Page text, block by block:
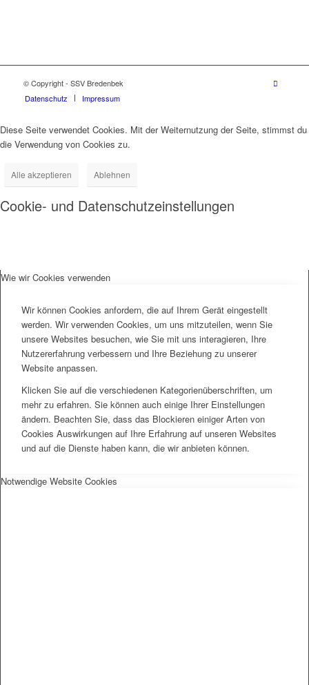
© Copyright - SSV Bredenbek
Datenschutz
Impressum
Diese Seite verwendet Cookies. Mit der Weiternutzung der Seite, stimmst du
die Verwendung von Cookies zu.
Alle akzeptieren Ablehnen
Cookie- und Datenschutzeinstellungen
Wie wir Cookies verwenden
Wir können Cookies anfordern, die auf Ihrem Gerät eingestellt
werden. Wir verwenden Cookies, um uns mitzuteilen, wenn Sie
unsere Websites besuchen, wie Sie mit uns interagieren, Ihre
Nutzererfahrung verbessern und Ihre Beziehung zu unserer
Website anpassen.
Klicken Sie auf die verschiedenen Kategorienüberschriften, um
mehr zu erfahren. Sie können auch einige Ihrer Einstellungen
ändern. Beachten Sie, dass das Blockieren einiger Arten von
Cookies Auswirkungen auf Ihre Erfahrung auf unseren Websites
und auf die Dienste haben kann, die wir anbieten können.
Notwendige Website Cookies